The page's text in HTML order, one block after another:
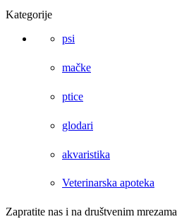
Kategorije
psi
mačke
ptice
glodari
akvaristika
Veterinarska apoteka
Zapratite nas i na društvenim mrezama